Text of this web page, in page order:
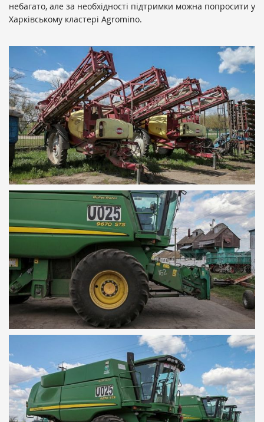
небагато, але за необхідності підтримки можна попросити у
Харківському кластері Agromino.